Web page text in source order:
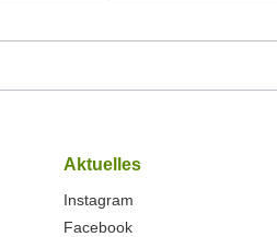
Aktuelles
Instagram
Facebook